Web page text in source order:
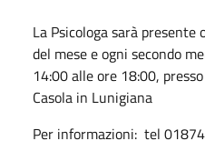
La Psicologa sarà
del mese e ogni secondo
14:00 alle ore 18:00,
Casola in Lunigiana
Per informazioni: tel